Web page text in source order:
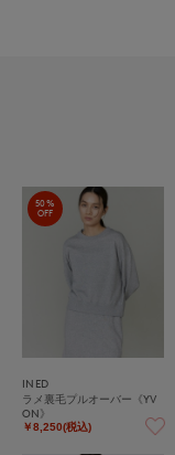
50%
OFF
INED
ラメ裏毛プルオーバー《YV
ON》
￥8,250(税込)